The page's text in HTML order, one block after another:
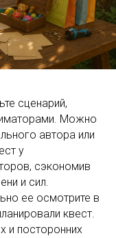
сценарий,
Можно
автора или
у
сэкономив
и сил.
ее осмотрите в
квест.
и посторонних